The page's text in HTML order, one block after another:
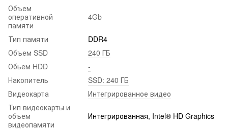
Объем
оперативной
памяти
4Gb
Тип памяти
DDR4
Объем SSD
240 ГБ
Обьем HDD
-
Накопитель
SSD: 240 ГБ
Видеокарта
Интегрированное видео
Тип видеокарты и
объем
видеопамяти
Интегрированная, Intel® HD Graphics